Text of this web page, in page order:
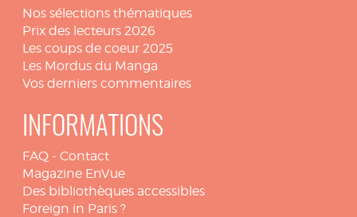
Nos sélections thématiques
Prix des lecteurs 2026
Les coups de coeur 2025
Les Mordus du Manga
Vos derniers commentaires
INFORMATIONS
FAQ - Contact
Magazine EnVue
Des bibliothèques accessibles
Foreign in Paris ?